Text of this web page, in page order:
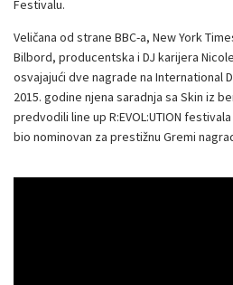
Festivalu.
Veličana od strane BBC-a, New York
Bilbord, producentska i DJ karijera
osvajajući dve nagrade na International
2015. godine njena saradnja sa Skin iz
predvodili line up R:EVOL:UTION
bio nominovan za prestižnu Gremi